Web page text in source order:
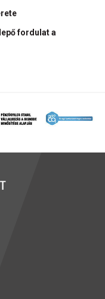
fordulat a